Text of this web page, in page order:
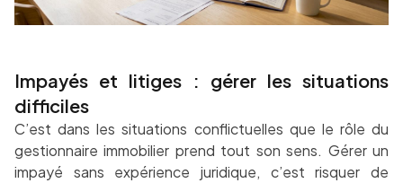
Impayés et litiges : gérer les situations
difficiles
C’est dans les situations conflictuelles que le rôle du
gestionnaire immobilier prend tout son sens. Gérer un
impayé sans expérience juridique, c’est risquer de